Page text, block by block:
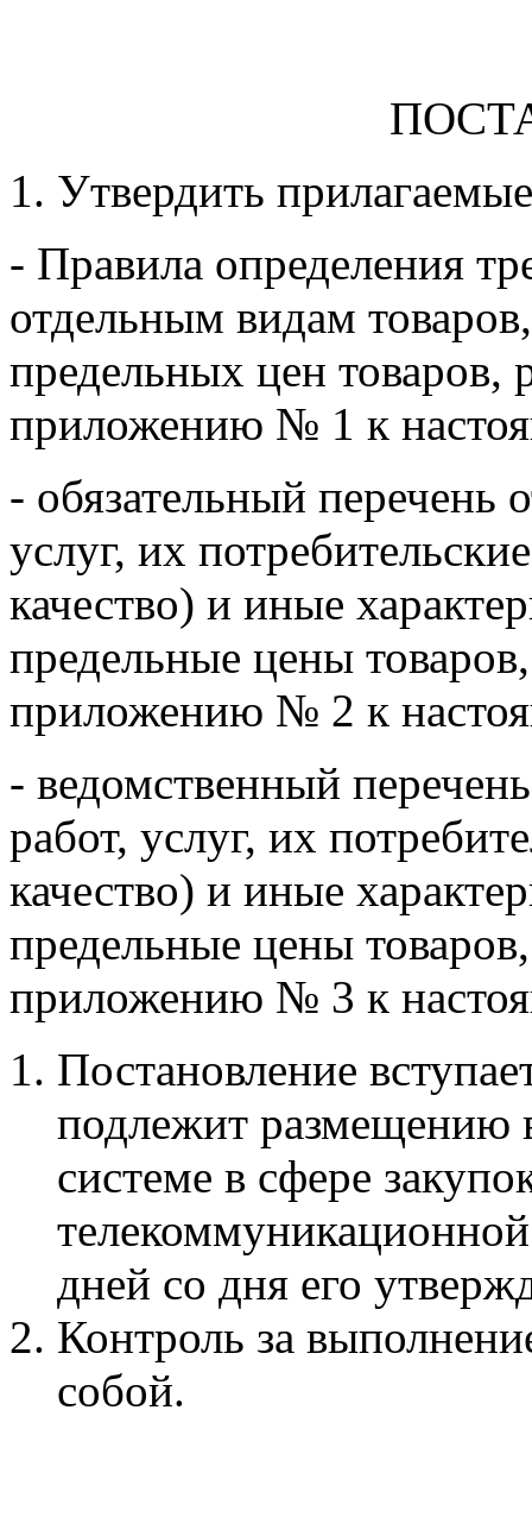
Утвердить
- Правила определения
отдельным видам
предельных цен товаров,
приложению № 1 к
- обязательный перечень
услуг, их
качество) и иные
предельные цены
приложению № 2 к
- ведомственный
работ, услуг, их
качество) и иные
предельные цены
приложению № 3 к
Постановление
подлежит размещению
системе в сфере
дней со дня его
Контроль за
собой.